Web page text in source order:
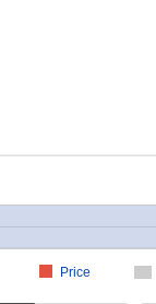
Price